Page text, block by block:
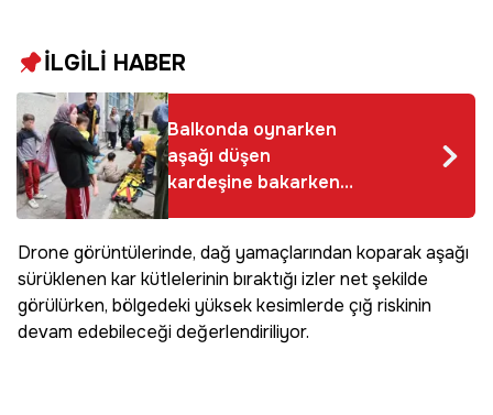
İLGİLİ HABER
Balkonda oynarken
aşağı düşen
kardeşine bakarken
kendisi de düştü
Drone görüntülerinde, dağ yamaçlarından koparak aşağı
sürüklenen kar kütlelerinin bıraktığı izler net şekilde
görülürken, bölgedeki yüksek kesimlerde çığ riskinin
devam edebileceği değerlendiriliyor.